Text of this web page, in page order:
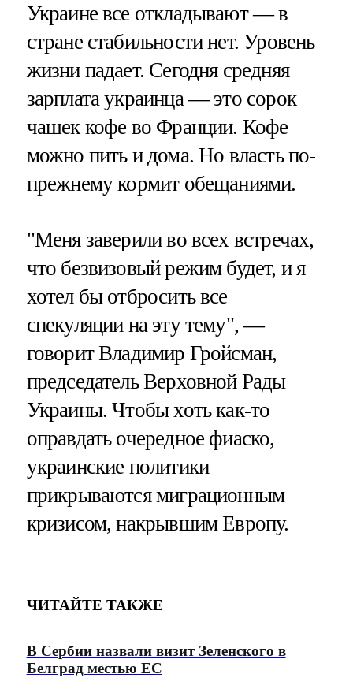
Украине все откладывают — в
стране стабильности нет. Уровень
жизни падает. Сегодня средняя
зарплата украинца — это сорок
чашек кофе во Франции. Кофе
можно пить и дома. Но власть по-
прежнему кормит обещаниями.
"Меня заверили во всех встречах,
что безвизовый режим будет, и я
хотел бы отбросить все
спекуляции на эту тему", —
говорит Владимир Гройсман,
председатель Верховной Рады
Украины. Чтобы хоть как-то
оправдать очередное фиаско,
украинские политики
прикрываются миграционным
кризисом, накрывшим Европу.
ЧИТАЙТЕ ТАКЖЕ
В Сербии назвали визит Зеленского в
Белград местью ЕС